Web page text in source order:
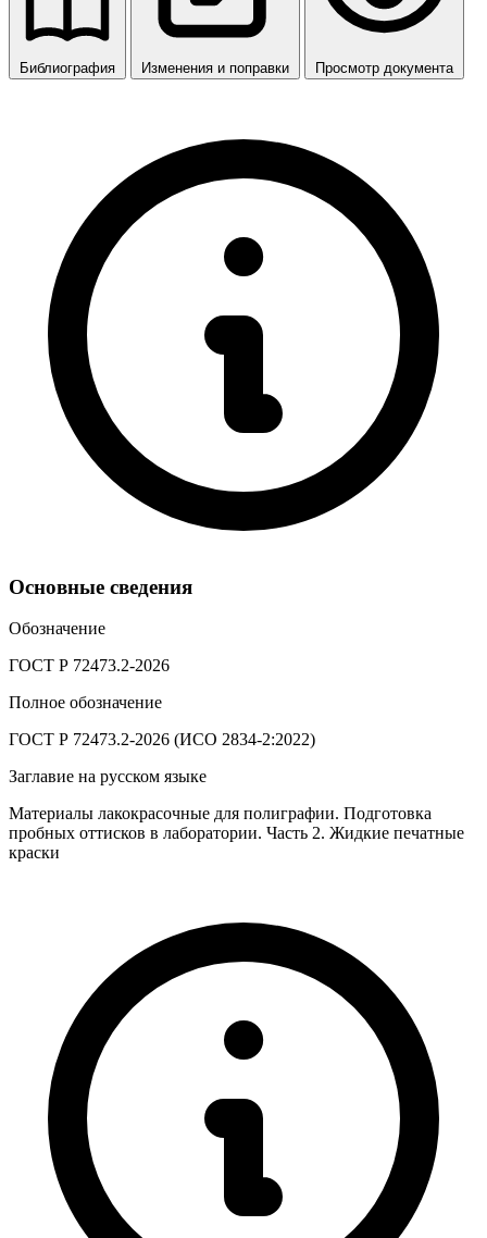
Библиография Изменения и поправки Просмотр документа
Основные сведения
Обозначение
ГОСТ Р 72473.2-2026
Полное обозначение
ГОСТ Р 72473.2-2026 (ИСО 2834-2:2022)
Заглавие на русском языке
Материалы лакокрасочные для полиграфии. Подготовка
пробных оттисков в лаборатории. Часть 2. Жидкие печатные
краски